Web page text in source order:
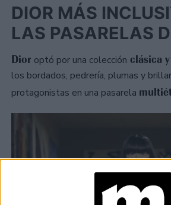
DIOR MÁS
LAS PASARELAS
Dior optó por una colección clásica
los bordados, pedrería, plumas y
protagonistas en una pasarela